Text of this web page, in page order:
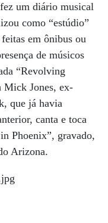
um diário musical
como “estúdio”
em ônibus ou
de músicos
“Revolving
Mick Jones, ex-
que já havia
canta e toca
Phoenix”, gravado,
Arizona.